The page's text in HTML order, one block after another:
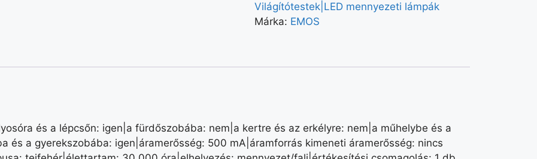
Világítótestek|LED mennyezeti lámpák
Márka: EMOS
és a lépcsőn: igen|a fürdőszobába: nem|a kertre és az erkélyre: nem|a műhelybe és a
és a gyerekszobába: igen|áramerősség: 500 mA|áramforrás kimeneti áramerősség: nincs